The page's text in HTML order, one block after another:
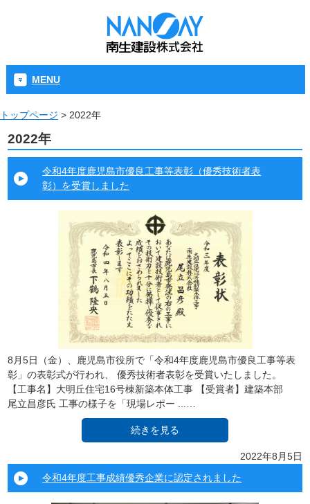
MENU
トップページ > 2022年
2022年
令和4年度鹿児島市優良工事等表彰（優秀技術者表
彰）を受賞しました
8月5日（金）、鹿児島市役所で「令和4年度鹿児島市優良工事等表
彰」の表彰式が行われ、 優秀技術者表彰を受賞いたしました。
【工事名】大明丘住宅16号棟新築本体工事 【受賞者】建築本部
尾立昌彦氏 工事の様子を「現場レポー ...…
続きを見る
2022年8月5日
令和4年度工事成績優秀企業に認定されました